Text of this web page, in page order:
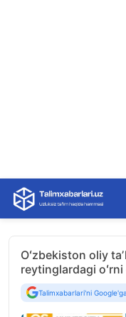
Skip
content
Oʻzbekiston oliy
reytinglardagi
Talimxabarlari'ni